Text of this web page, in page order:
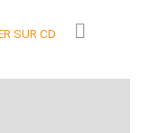
SUR CD